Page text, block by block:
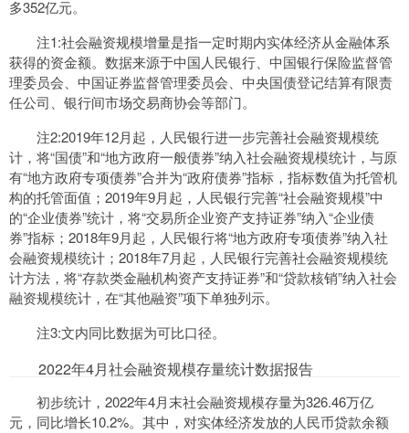
多352亿元。
注1:社会融资规模增量是指一定时期内实体经济从金融体系
获得的资金额。数据来源于中国人民银行、中国银行保险监督管
理委员会、中国证券监督管理委员会、中央国债登记结算有限责
任公司、银行间市场交易商协会等部门。
注2:2019年12月起，人民银行进一步完善社会融资规模统
计，将“国债”和“地方政府一般债券”纳入社会融资规模统计，与原
有“地方政府专项债券”合并为“政府债券”指标，指标数值为托管机
构的托管面值；2019年9月起，人民银行完善“社会融资规模”中
的“企业债券”统计，将“交易所企业资产支持证券”纳入“企业债
券”指标；2018年9月起，人民银行将“地方政府专项债券”纳入社
会融资规模统计；2018年7月起，人民银行完善社会融资规模统
计方法，将“存款类金融机构资产支持证券”和“贷款核销”纳入社会
融资规模统计，在“其他融资”项下单独列示。
注3:文内同比数据为可比口径。
2022年4月社会融资规模存量统计数据报告
初步统计，2022年4月末社会融资规模存量为326.46万亿
元，同比增长10.2%。其中，对实体经济发放的人民币贷款余额